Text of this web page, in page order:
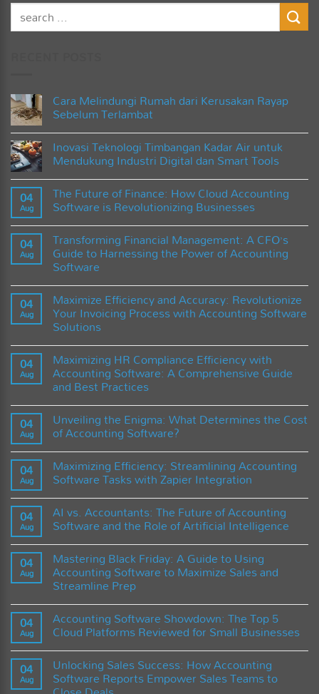
Cara Melindungi Rumah dari Kerusakan Rayap
Sebelum Terlambat
No
Comments
on
Cara
Melindungi
dari
Kerusakan
Rayap
Sebelum
Inovasi Teknologi Timbangan Kadar Air untuk
Mendukung Industri Digital dan Smart Tools
No
Comments
on
Inovasi
Teknologi
Kadar
Air
untuk
Mendukung
Industri
dan
Smart
Tools
04
Aug
The Future of Finance: How Cloud Accounting
Software is Revolutionizing Businesses
No
Comments
on
The
Future
of
How
Cloud
Accounting
Software
is
Revolutionizing
Businesses
04
Aug
Transforming Financial Management: A CFO’s
Guide to Harnessing the Power of Accounting
Software
No
Comments
on
Transforming
Financial
Management:
CFO’s
Guide
to
Harnessing
the
Power
of
Accounting
Software
04
Aug
Maximize Efficiency and Accuracy: Revolutionize
Your Invoicing Process with Accounting Software
Solutions
No
Comments
on
Maximize
Efficiency
and
Revolutionize
Your
Invoicing
Process
Accounting
Software
Solutions
04
Aug
Maximizing HR Compliance Efficiency with
Accounting Software: A Comprehensive Guide
and Best Practices
No
Comments
on
Maximizing
HR
Efficiency
with
Accounting
Software:
Comprehensive
Guide
and
Best
04
Aug
Unveiling the Enigma: What Determines the Cost
of Accounting Software?
No
Comments
on
Unveiling
the
What
Determines
the
Cost
Accounting
Software?
04
Aug
Maximizing Efficiency: Streamlining Accounting
Software Tasks with Zapier Integration
No
Comments
on
Maximizing
Efficiency:
Accounting
Software
Tasks
with
Zapier
04
Aug
AI vs. Accountants: The Future of Accounting
Software and the Role of Artificial Intelligence
No
Comments
on
AI
vs.
Accountants:
Future
of
Accounting
Software
the
Role
of
Artificial
Intelligence
04
Aug
Mastering Black Friday: A Guide to Using
Accounting Software to Maximize Sales and
Streamline Prep
No
Comments
on
Mastering
Black
A
Guide
to
Using
04
Aug
Accounting Software Showdown: The Top 5
Cloud Platforms Reviewed for Small Businesses
No
Comments
on
Accounting
Software
04
Aug
Unlocking Sales Success: How Accounting
Software Reports Empower Sales Teams to